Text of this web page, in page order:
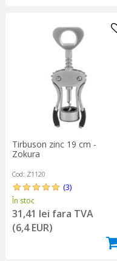
Tirbuson zinc 19 cm -
Zokura
Cod: Z1120
(3)
În stoc
31,41 lei fara TVA
(6,4 EUR)